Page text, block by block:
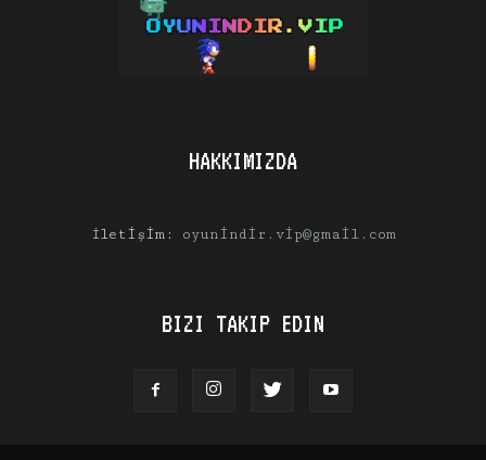
HAKKIMIZDA
İletişim: oyunindir.vip@gmail.com
BIZI TAKIP EDIN